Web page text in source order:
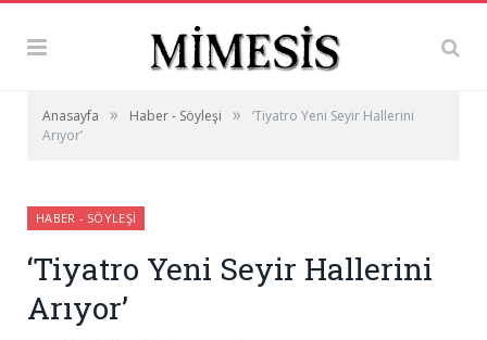
Anasayfa » Haber - Söyleşi »
‘Tiyatro Yeni Seyir Hallerini
Arıyor’
HABER - SÖYLEŞI
‘Tiyatro Yeni Seyir Hallerini
Arıyor’